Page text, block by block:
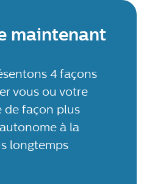
maintenant
4 façons
vous ou votre
de façon plus
à la
longtemps